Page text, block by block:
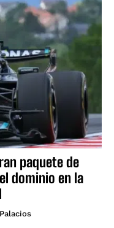
paquete de
dominio en la